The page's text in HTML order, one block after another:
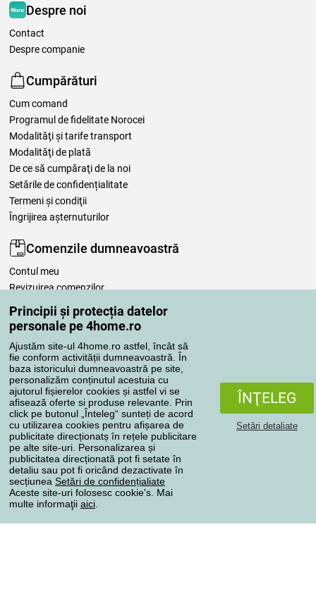
Principii și protecția datelor
personale pe 4home.ro
Ajustăm site-ul 4home.ro astfel, încât să
fie conform activității dumneavoastră. În
baza istoricului dumneavoastră pe site,
personalizăm conținutul acestuia cu
ajutorul fișierelor cookies și astfel vi se
afisează oferte si produse relevante. Prin
click pe butonul „Înteleg“ sunteți de acord
cu utilizarea cookies pentru afișarea de
publicitate direcționatș în rețele publicitare
pe alte site-uri. Personalizarea și
publicitatea direcționată pot fi setate în
detaliu sau pot fi oricând dezactivate în
secțiunea Setări de confidențialiate
Aceste site-uri folosesc cookie's. Mai
multe informaţii aici
ÎNŢELEG
Setări detaliate
Despre noi
Contact
Despre companie
Cumpărături
Cum comand
Programul de fidelitate Norocei
Modalităţi şi tarife transport
Modalităţi de plată
De ce să cumpăraţi de la noi
Setările de confidențialitate
Termeni şi condiţii
Îngrijirea așternuturilor
Comenzile dumneavoastră
Contul meu
Revizuirea comenzilor
Reclamaţii
Retragere de la contract
Regulile de procesare a recenziilor
Metode de transport
Metode de plată
Magazin de încredere